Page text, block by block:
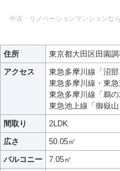
中古・リノベーションマンションな
住所
東京都大田区田園
アクセス
東急多摩川線「沼部
東急多摩川線・東
東急多摩川線「鵜
東急池上線「御嶽山
間取り
2LDK
広さ
50.05㎡
バルコニー
7.05㎡